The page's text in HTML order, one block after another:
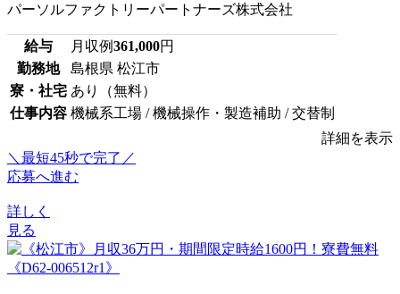
パーソルファクトリーパートナーズ株式会社
給与 月収例361,000円
勤務地
島根県 松江市
寮・社宅 あり（無料）
仕事内容 機械系工場 / 機械操作・製造補助 / 交替制
詳細を表示
＼最短45秒で完了／
応募へ進む
詳しく
見る